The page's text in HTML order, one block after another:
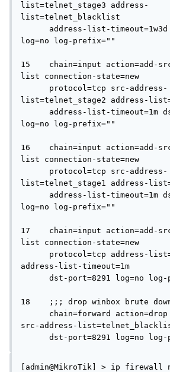
list=telnet_stage3 address-
list=telnet_blacklist
log=no log-prefix=""
15    chain=input action=add-
list connection-state=new
list=telnet_stage2 address-
log=no log-prefix=""
16    chain=input action=add-
list connection-state=new
list=telnet_stage1 address-
log=no log-prefix=""
17    chain=input action=add-
list connection-state=new
address-list-timeout=1m
18    ;;; drop winbox brute
src-address-
dst-port=8291 log=no
[admin@MikroTik] > ip